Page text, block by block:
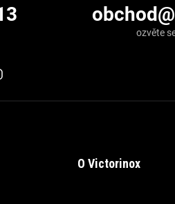
obchod@
O Victorinox